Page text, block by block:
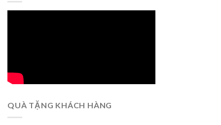
QUÀ TẶNG KHÁCH HÀNG